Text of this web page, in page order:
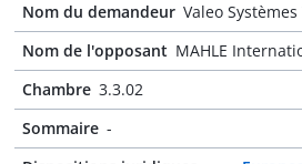
Nom du demandeur Valeo
Nom de l'opposant MAHLE
Chambre 3.3.02
Sommaire -